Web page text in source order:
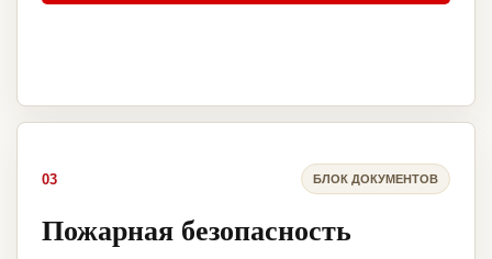
03 БЛОК ДОКУМЕНТОВ
Пожарная безопасность